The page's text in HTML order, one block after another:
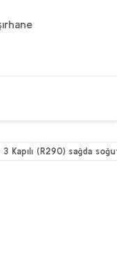
(R290) sağda